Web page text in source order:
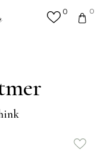
0 0
eller